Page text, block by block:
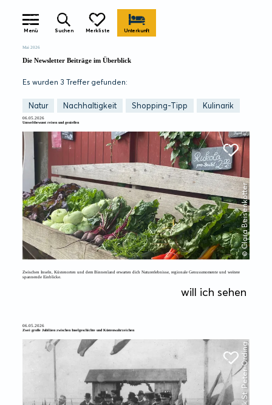
Menü Suchen Merkliste Unterkunft
Mai 2026
Die Newsletter Beiträge im Überblick
Es wurden 3 Treffergefunden:
Natur Nachhaltigkeit Shopping-Tipp Kulinarik
06.05.2026
Umweltbewusst reisen und genießen
© Clara Beisenkötter
Zwischen Inseln, Küstenorten und dem Binnenland erwarten dich Naturerlebnisse, regionale Genussmomente und weitere
spannende Einblicke.
will ich sehen
06.05.2026
Zwei große Jubiläen zwischen Inselgeschichte und Küstenwahrzeichen